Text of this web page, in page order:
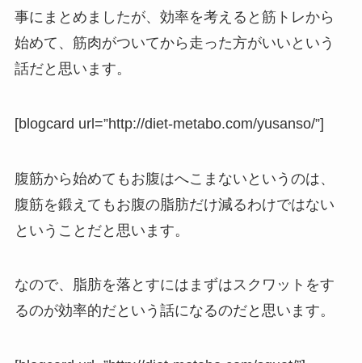
事にまとめましたが、効率を考えると筋トレから
始めて、筋肉がついてから走った方がいいという
話だと思います。
[blogcard url=”http://diet-metabo.com/yusanso/”]
腹筋から始めてもお腹はへこまないというのは、
腹筋を鍛えてもお腹の脂肪だけ減るわけではない
ということだと思います。
なので、脂肪を落とすにはまずはスクワットをす
るのが効率的だという話になるのだと思います。